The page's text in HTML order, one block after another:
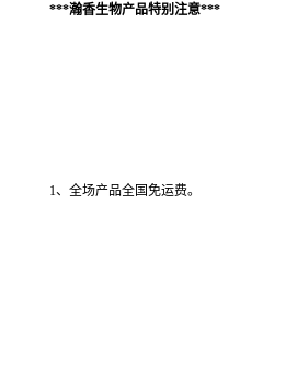
***瀚香生物产品特别注意***
1、全场产品全国免运费。